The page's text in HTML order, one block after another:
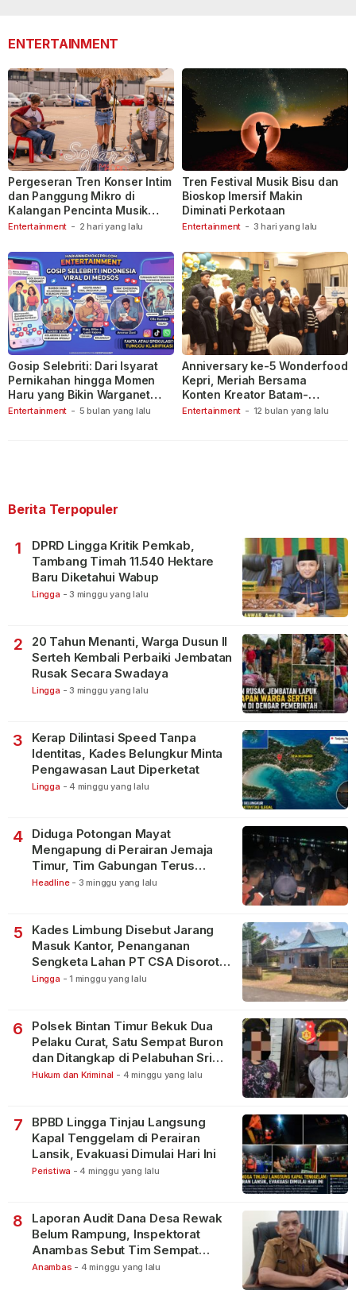
ENTERTAINMENT
Entertainment - 2 hari yang lalu
Pergeseran Tren Konser Intim
dan Panggung Mikro di
Kalangan Pencinta Musik
Indonesia
Entertainment - 3 hari yang lalu
Tren Festival Musik Bisu dan
Bioskop Imersif Makin
Diminati Perkotaan
Entertainment - 5 bulan yang lalu
Gosip Selebriti: Dari Isyarat
Pernikahan hingga Momen
Haru yang Bikin Warganet
Berspekulasi
Entertainment - 12 bulan yang lalu
Anniversary ke-5 Wonderfood
Kepri, Meriah Bersama
Konten Kreator Batam-
Tanjungpinang
Berita Terpopuler
1
DPRD Lingga Kritik Pemkab,
Tambang Timah 11.540 Hektare
Baru Diketahui Wabup
Lingga - 3 minggu yang lalu
2
20 Tahun Menanti, Warga Dusun II
Serteh Kembali Perbaiki Jembatan
Rusak Secara Swadaya
Lingga - 3 minggu yang lalu
3
Kerap Dilintasi Speed Tanpa
Identitas, Kades Belungkur Minta
Pengawasan Laut Diperketat
Lingga - 4 minggu yang lalu
4
Diduga Potongan Mayat
Mengapung di Perairan Jemaja
Timur, Tim Gabungan Terus
Lakukan Pencarian
Headline - 3 minggu yang lalu
5
Kades Limbung Disebut Jarang
Masuk Kantor, Penanganan
Sengketa Lahan PT CSA Disorot
Warga
Lingga - 1 minggu yang lalu
6
Polsek Bintan Timur Bekuk Dua
Pelaku Curat, Satu Sempat Buron
dan Ditangkap di Pelabuhan Sri
Bintan Pura
Hukum dan Kriminal - 4 minggu yang lalu
7
BPBD Lingga Tinjau Langsung
Kapal Tenggelam di Perairan
Lansik, Evakuasi Dimulai Hari Ini
Peristiwa - 4 minggu yang lalu
8
Laporan Audit Dana Desa Rewak
Belum Rampung, Inspektorat
Anambas Sebut Tim Sempat
Terbagi Tangani Kasus Lain
Anambas - 4 minggu yang lalu